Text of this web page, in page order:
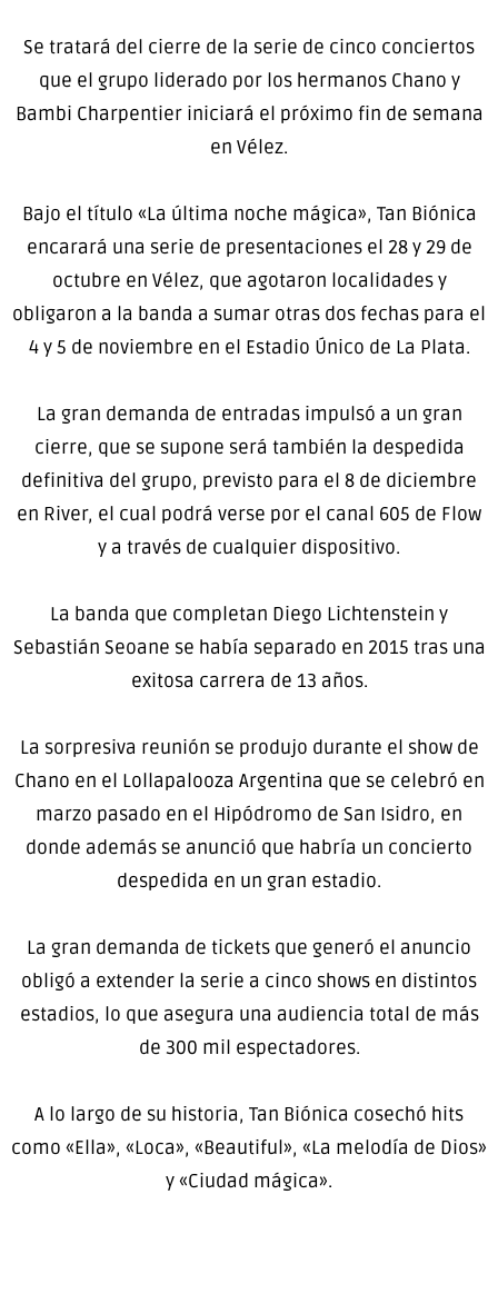
Se tratará del cierre de la serie de cinco conciertos
que el grupo liderado por los hermanos Chano y
Bambi Charpentier iniciará el próximo fin de semana
en Vélez.
Bajo el título «La última noche mágica», Tan Biónica
encarará una serie de presentaciones el 28 y 29 de
octubre en Vélez, que agotaron localidades y
obligaron a la banda a sumar otras dos fechas para el
4 y 5 de noviembre en el Estadio Único de La Plata.
La gran demanda de entradas impulsó a un gran
cierre, que se supone será también la despedida
definitiva del grupo, previsto para el 8 de diciembre
en River, el cual podrá verse por el canal 605 de Flow
y a través de cualquier dispositivo.
La banda que completan Diego Lichtenstein y
Sebastián Seoane se había separado en 2015 tras una
exitosa carrera de 13 años.
La sorpresiva reunión se produjo durante el show de
Chano en el Lollapalooza Argentina que se celebró en
marzo pasado en el Hipódromo de San Isidro, en
donde además se anunció que habría un concierto
despedida en un gran estadio.
La gran demanda de tickets que generó el anuncio
obligó a extender la serie a cinco shows en distintos
estadios, lo que asegura una audiencia total de más
de 300 mil espectadores.
A lo largo de su historia, Tan Biónica cosechó hits
como «Ella», «Loca», «Beautiful», «La melodía de Dios»
y «Ciudad mágica».